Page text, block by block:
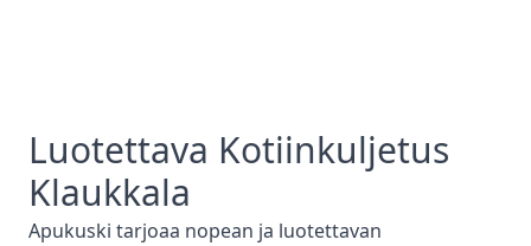
Luotettava Kotiinkuljetus
Klaukkala
Apukuski tarjoaa nopean ja luotettavan